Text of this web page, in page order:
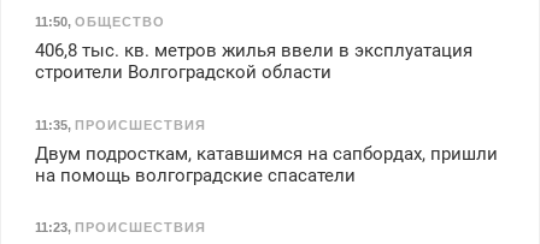
11:50, ОБЩЕСТВО
406,8 тыс. кв. метров жилья ввели в эксплуатация
строители Волгоградской области
11:35, ПРОИСШЕСТВИЯ
Двум подросткам, катавшимся на сапбордах, пришли
на помощь волгоградские спасатели
11:23, ПРОИСШЕСТВИЯ